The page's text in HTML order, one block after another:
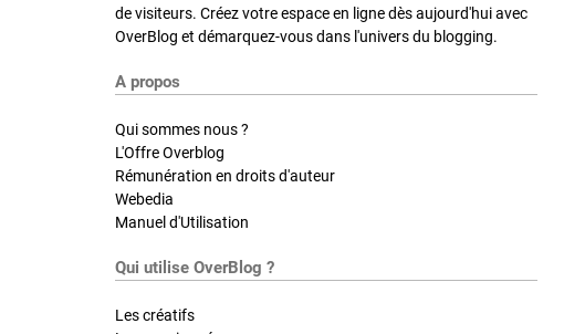
de visiteurs. Créez votre espace en ligne dès aujourd'hui avec
OverBlog et démarquez-vous dans l'univers du blogging.
A propos
Qui sommes nous ?
L'Offre Overblog
Rémunération en droits d'auteur
Webedia
Manuel d'Utilisation
Qui utilise OverBlog ?
Les créatifs